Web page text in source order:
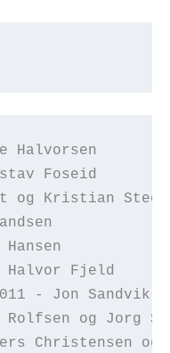
Halvorsen
Foseid
og Kristian Steen
Halvor Fjeld
- Jon Sandvik
og Jorg
Christensen og